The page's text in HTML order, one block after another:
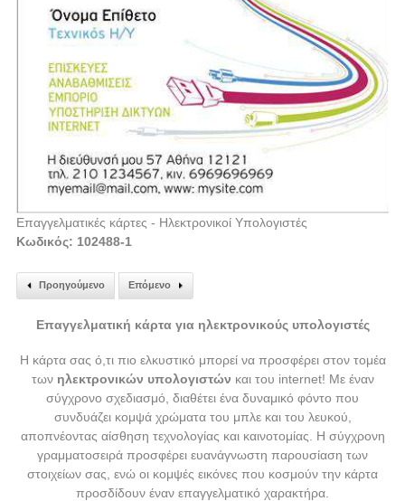
Επαγγελματικές κάρτες - Ηλεκτρονικοί Υπολογιστές
Κωδικός: 102488-1
Προηγούμενο Επόμενο
Επαγγελματική κάρτα για ηλεκτρονικούς υπολογιστές
Η κάρτα σας ό,τι πιο ελκυστικό μπορεί να προσφέρει στον τομέα
των ηλεκτρονικών υπολογιστών και του internet! Με έναν
σύγχρονο σχεδιασμό, διαθέτει ένα δυναμικό φόντο που
συνδυάζει κομψά χρώματα του μπλε και του λευκού,
αποπνέοντας αίσθηση τεχνολογίας και καινοτομίας. Η σύγχρονη
γραμματοσειρά προσφέρει ευανάγνωστη παρουσίαση των
στοιχείων σας, ενώ οι κομψές εικόνες που κοσμούν την κάρτα
προσδίδουν έναν επαγγελματικό χαρακτήρα.